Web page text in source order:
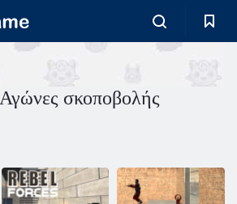
Αγώνες σκοποβολής